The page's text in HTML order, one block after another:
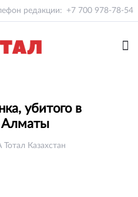
редакции: +7 700 978-78-54
убитого в
Алматы
Тотал Казахстан